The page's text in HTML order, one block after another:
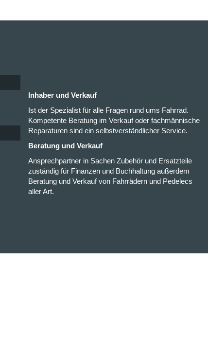
Inhaber und Verkauf
Ist der Spezialist für alle Fragen rund ums Fahrrad.
Kompetente Beratung im Verkauf oder fachmännische
Reparaturen sind ein selbstverständlicher Service.
Beratung und Verkauf
Ansprechpartner in Sachen Zubehör und Ersatzteile
zuständig für Finanzen und Buchhaltung außerdem
Beratung und Verkauf von Fahrrädern und Pedelecs
aller Art.